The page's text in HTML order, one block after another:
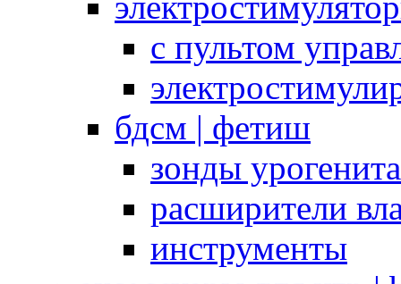
с пультом
бдсм | фетиш
зонды
расширители
инструменты